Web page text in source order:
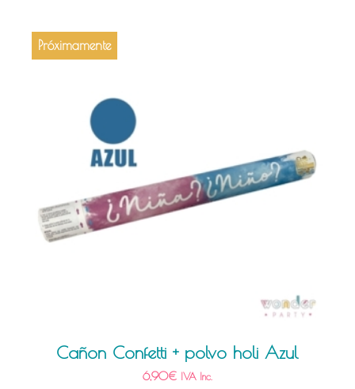
Próximamente
Cañon Confetti + polvo holi Azul
6,90€ IVA Inc.